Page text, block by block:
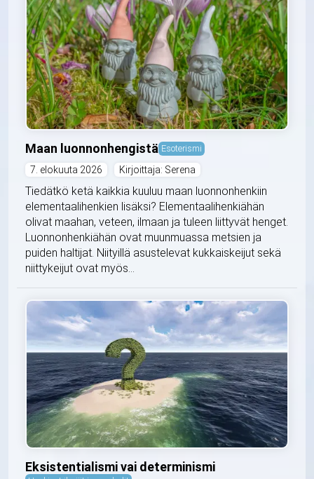
Maan luonnonhengistä Esoterismi
7. elokuuta 2026 Kirjoittaja: Serena
Tiedätkö ketä kaikkia kuuluu maan luonnonhenkiin
elementaalihenkien lisäksi? Elementaalihenkiähän
olivat maahan, veteen, ilmaan ja tuleen liittyvät henget.
Luonnonhenkiähän ovat muunmuassa metsien ja
puiden haltijat. Niityillä asustelevat kukkaiskeijut sekä
niittykeijut ovat myös...
Eksistentialismi vai determinismi